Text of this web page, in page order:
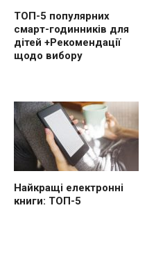
ТОП-5 популярних
смарт-годинників для
дітей +Рекомендації
щодо вибору
Найкращі електронні
книги: ТОП-5